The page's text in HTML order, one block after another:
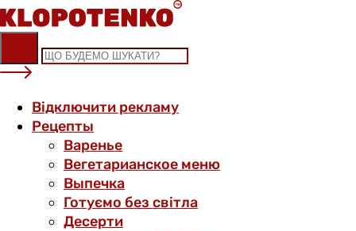
Skip
to
content
Відключити рекламу
Рецепты
Варенье
Вегетарианское меню
Выпечка
Готуємо без світла
Десерти